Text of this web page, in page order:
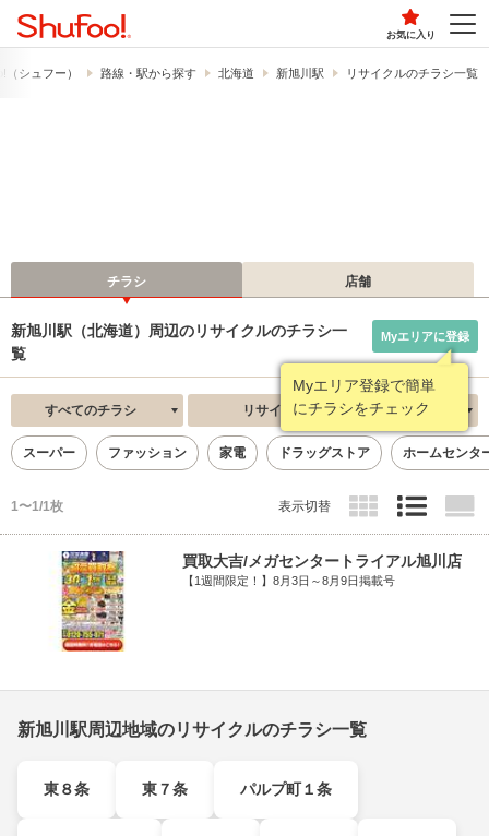
お気に入り
シュフー） 路線・駅から探す 北海道 新旭川駅 リサイクルのチラシ一覧
チラシ 店舗
新旭川駅（北海道）周辺のリサイクルのチラシ一
覧
Myエリア登録で簡単
にチラシをチェック
Myエリアに登録
すべてのチラシ リサイクル 新着順
スーパー ファッション 家電 ドラッグストア ホームセンタ
1〜1/1枚 表示切替
買取大吉/メガセンタートライアル旭川店
【1週間限定！】8月3日～8月9日掲載号
新旭川駅周辺地域のリサイクルのチラシ一覧
東８条 東７条 パルプ町１条